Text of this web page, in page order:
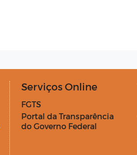
Serviços Online
FGTS
Portal da Transparência
do Governo Federal